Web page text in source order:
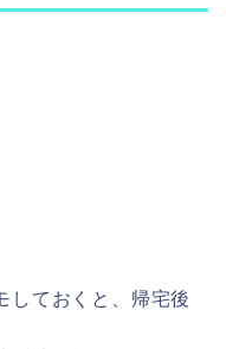
しておくと、帰宅後